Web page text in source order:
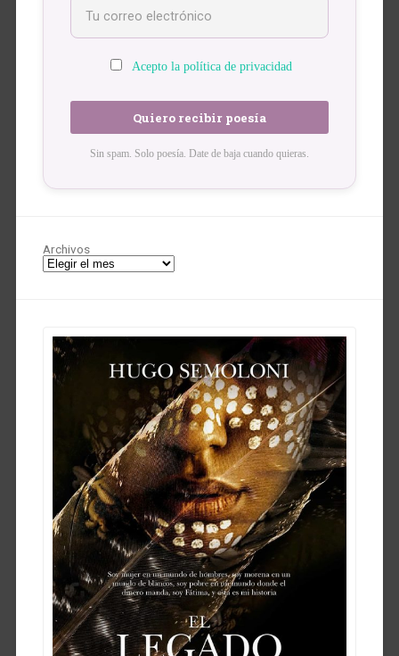
Acepto la política de privacidad
Sin spam. Solo poesía. Date de baja cuando quieras.
Archivos